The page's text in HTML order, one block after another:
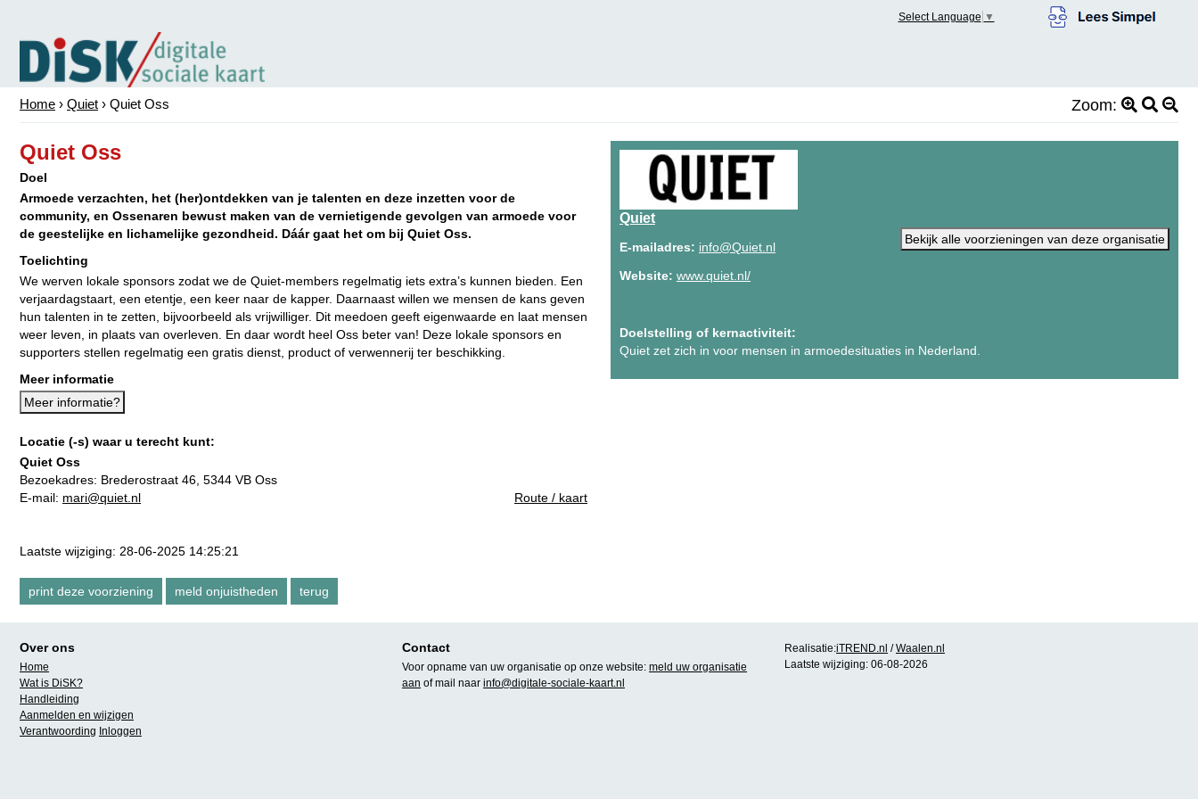
Select Language ▼
Home › Quiet › Quiet Oss Zoom:
Quiet Oss
Doel
Armoede verzachten, het (her)ontdekken van je talenten en deze inzetten voor de
community, en Ossenaren bewust maken van de vernietigende gevolgen van armoede voor
de geestelijke en lichamelijke gezondheid. Dáár gaat het om bij Quiet Oss.
Toelichting
We werven lokale sponsors zodat we de Quiet-members regelmatig iets extra’s kunnen bieden. Een
verjaardagstaart, een etentje, een keer naar de kapper. Daarnaast willen we mensen de kans geven
hun talenten in te zetten, bijvoorbeeld als vrijwilliger. Dit meedoen geeft eigenwaarde en laat mensen
weer leven, in plaats van overleven. En daar wordt heel Oss beter van! Deze lokale sponsors en
supporters stellen regelmatig een gratis dienst, product of verwennerij ter beschikking.
Meer informatie
Meer informatie?
Locatie (-s) waar u terecht kunt:
Quiet Oss
Bezoekadres: Brederostraat 46, 5344 VB Oss
E-mail: mari@quiet.nl Route / kaart
Laatste wijziging: 28-06-2025 14:25:21
Quiet
Bekijk alle voorzieningen van deze organisatie
E-mailadres: info@Quiet.nl
Website: www.quiet.nl/
Doelstelling of kernactiviteit:
Quiet zet zich in voor mensen in armoedesituaties in Nederland.
Over ons
Home
Wat is DiSK?
Handleiding
Aanmelden en wijzigen
Verantwoording Inloggen
Contact
Voor opname van uw organisatie op onze website: meld uw organisatie
aan of mail naar info@digitale-sociale-kaart.nl
Realisatie:iTREND.nl /Waalen.nl
Laatste wijziging: 06-08-2026